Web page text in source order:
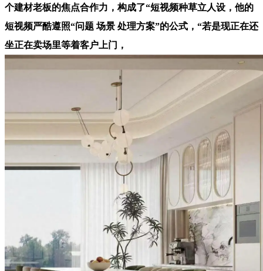
个建材老板的焦点合作力，构成了“短视频种草立人设，他的
短视频严酷遵照“问题 场景 处理方案”的公式，“若是现正在还
坐正在卖场里等着客户上门，